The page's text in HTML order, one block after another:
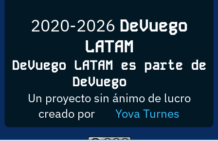
2020-2026 DeVuego
LATAM
DeVuego LATAM es parte de
DeVuego
Un proyecto sin ánimo de lucro
creado por
Yova Turnes